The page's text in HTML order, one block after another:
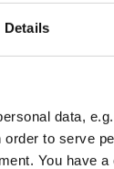
Details
data,
to serve
You have